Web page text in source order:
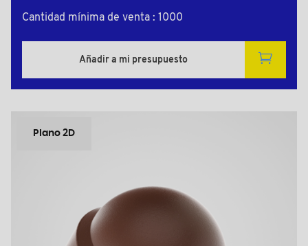
Cantidad mínima de venta : 1000
Añadir a mi presupuesto
Plano 2D